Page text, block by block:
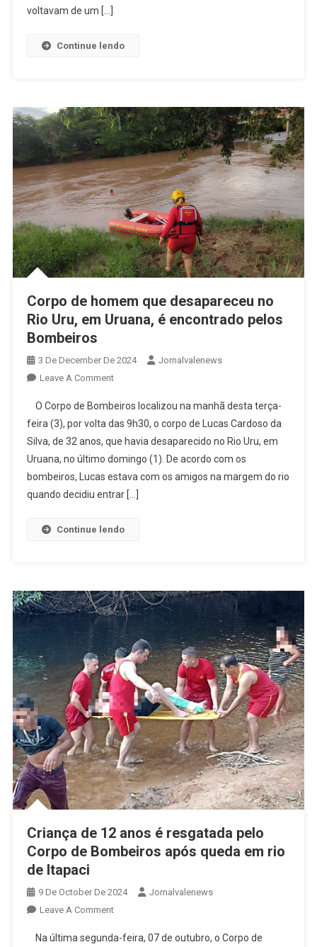
Controle
De
Ponte
E
Se
Chocar
Contra
Pedras
voltavam de um […]
Continue lendo
Corpo de homem que desapareceu no
Rio Uru, em Uruana, é encontrado pelos
Bombeiros
3 De December De 2024
Jornalvalenews
Leave A CommentOn
De
Homem
Que
Desapareceu
No
Rio
Em
Pelos
Bombeiros
O Corpo de Bombeiros localizou na manhã desta terça-
feira (3), por volta das 9h30, o corpo de Lucas Cardoso da
Silva, de 32 anos, que havia desaparecido no Rio Uru, em
Uruana, no último domingo (1). De acordo com os
bombeiros, Lucas estava com os amigos na margem do rio
quando decidiu entrar […]
Continue lendo
Criança de 12 anos é resgatada pelo
Corpo de Bombeiros após queda em rio
de Itapaci
9 De October De 2024
Jornalvalenews
Leave A CommentOn
De
Na última segunda-feira, 07 de outubro, o Corpo de